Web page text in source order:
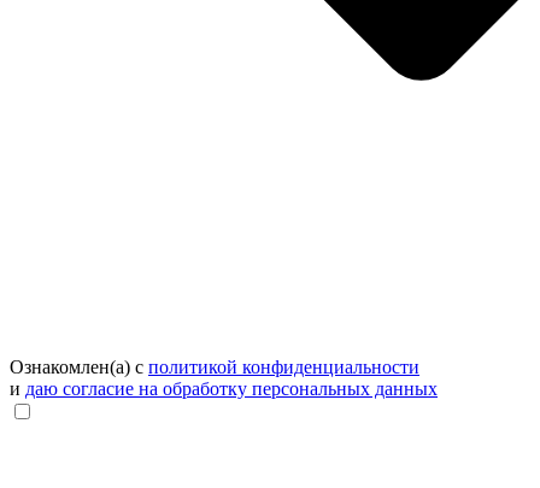
Ознакомлен(а) с политикой конфиденциальности
и даю согласие на обработку персональных данных